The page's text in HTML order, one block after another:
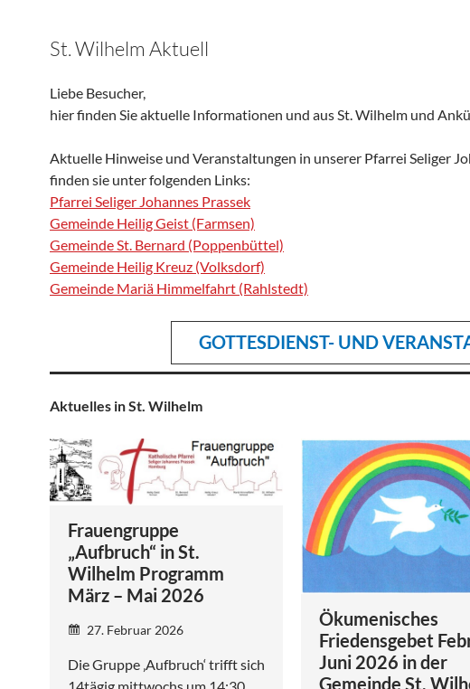
St. Wilhelm Aktuell
Liebe Besucher,
hier finden Sie aktuelle Informationen und aus St. Wilhelm und
Aktuelle Hinweise und Veranstaltungen in unserer Pfarrei Seliger
finden sie unter folgenden Links:
Pfarrei Seliger Johannes Prassek
Gemeinde Heilig Geist (Farmsen)
Gemeinde St. Bernard (Poppenbüttel)
Gemeinde Heilig Kreuz (Volksdorf)
Gemeinde Mariä Himmelfahrt (Rahlstedt)
GOTTESDIENST- UND
Aktuelles in St. Wilhelm
Frauengruppe
„Aufbruch“ in St.
Wilhelm Programm
März – Mai 2026
27. Februar 2026
Die Gruppe ‚Aufbruch‘ trifft sich
Ökumenisches
Friedensgebet
Juni 2026 in der
Gemeinde St.